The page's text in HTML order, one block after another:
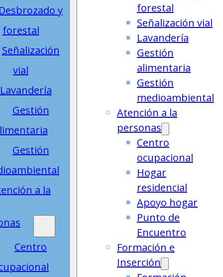
y
forestal
Señalización
vial
Lavandería
Gestión
Gestión
a la
Centro
forestal
Señalización vial
Lavandería
Gestión
alimentaria
Gestión
medioambiental
Atención a la
personas
Centro
ocupacional
Hogar
residencial
Apoyo hogar
Punto de
Encuentro
Formación e
Inserción